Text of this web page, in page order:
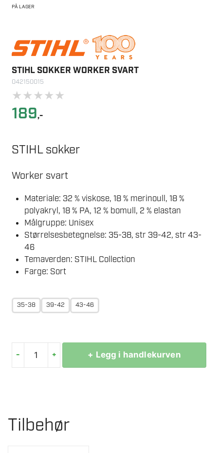
PÅ LAGER
STIHL SOKKER WORKER SVART
042150015
★★★★★
189,-
STIHL sokker
Worker svart
Materiale: 32 % viskose, 18 % merinoull, 18 %
polyakryl, 18 % PA, 12 % bomull, 2 % elastan
Målgruppe: Unisex
Størrelsesbetegnelse: 35-38, str 39-42, str 43-
46
Temaverden: STIHL Collection
Farge: Sort
35-38 39-42 43-46
- + + Legg i handlekurven
Tilbehør